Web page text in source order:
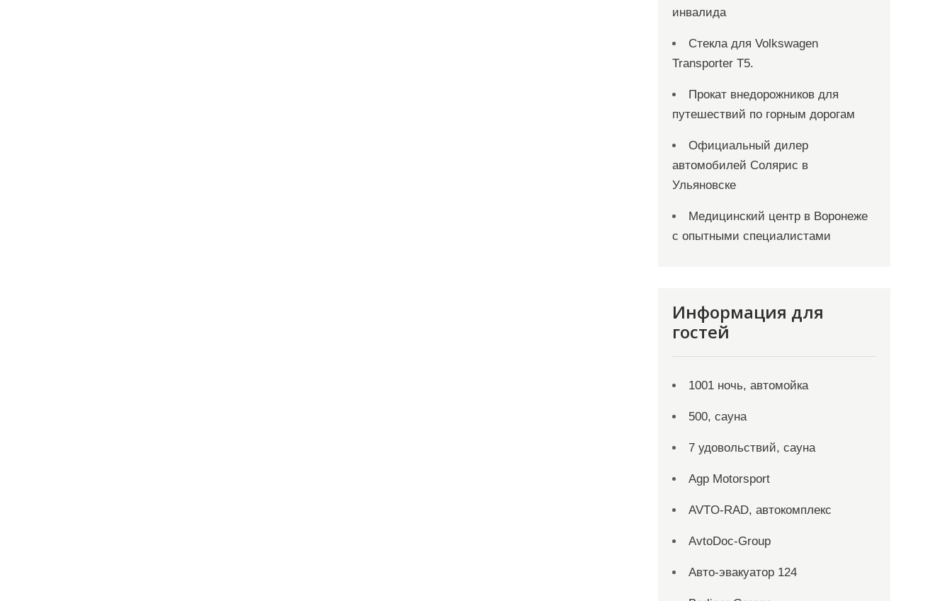
инвалида
Стекла для Volkswagen
Transporter T5.
Прокат внедорожников для
путешествий по горным дорогам
Официальный дилер
автомобилей Солярис в
Ульяновске
Медицинский центр в Воронеже
с опытными специалистами
Информация для
гостей
1001 ночь, автомойка
500, сауна
7 удовольствий, сауна
Agp Motorsport
AVTO-RAD, автокомплекс
AvtoDoc-Group
Aвто-эвакуатор 124